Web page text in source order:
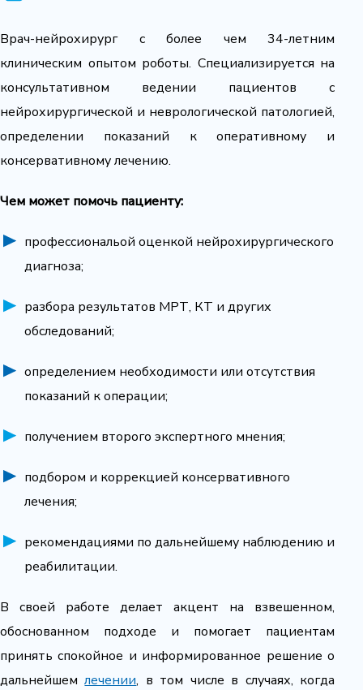
Врач-нейрохирург с более чем 34-летним
клиническим опытом роботы. Специализируется на
консультативном ведении пациентов с
нейрохирургической и неврологической патологией,
определении показаний к оперативному и
консервативному лечению.
Чем может помочь пациенту:
профессиональой оценкой нейрохирургического
диагноза;
разбора результатов МРТ, КТ и других
обследований;
определением необходимости или отсутствия
показаний к операции;
получением второго экспертного мнения;
подбором и коррекцией консервативного
лечения;
рекомендациями по дальнейшему наблюдению и
реабилитации.
В своей работе делает акцент на взвешенном,
обоснованном подходе и помогает пациентам
принять спокойное и информированное решение о
дальнейшемлечении, в том числе в случаях, когда